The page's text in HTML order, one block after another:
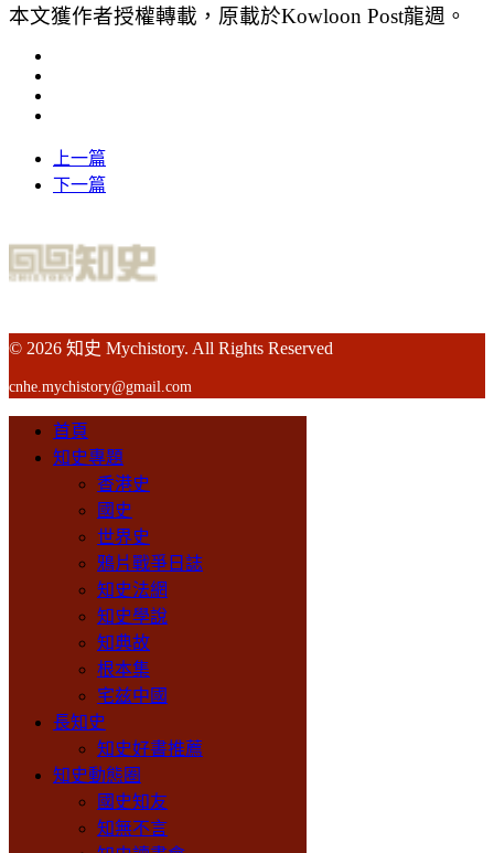
本文獲作者授權轉載，原載於Kowloon Post龍週。
上一篇
下一篇
© 2026 知史 Mychistory. All Rights Reserved
cnhe.mychistory@gmail.com
首頁
知史專題
香港史
國史
世界史
鴉片戰爭日誌
知史法網
知史學說
知典故
根本集
宅兹中國
長知史
知史好書推薦
知史動態圈
國史知友
知無不言